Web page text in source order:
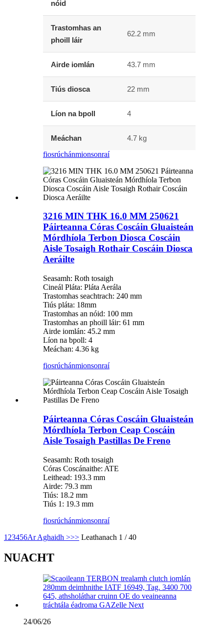
nóid
Trastomhas an
phoill láir
62.2 mm
Airde iomlán 43.7 mm
Tiús diosca 22 mm
Líon na bpoll 4
Meáchan
4.7 kg
fiosrúchánmionsonraí
3216 MIN THK 16.0 MM 250621
Páirteanna Córas Coscáin Gluaisteán
Mórdhíola Terbon Diosca Coscáin
Aisle Tosaigh Rothair Coscáin Diosca
Aeráilte
Seasamh: Roth tosaigh
Cineál Pláta: Pláta Aerála
Trastomhas seachtrach: 240 mm
Tiús pláta: 18mm
Trastomhas an nóid: 100 mm
Trastomhas an phoill láir: 61 mm
Airde iomlán: 45.2 mm
Líon na bpoll: 4
Meáchan: 4.36 kg
fiosrúchánmionsonraí
Páirteanna Córas Coscáin Gluaisteán
Mórdhíola Terbon Ceap Coscáin
Aisle Tosaigh Pastillas De Freno
Seasamh: Roth tosaigh
Córas Coscánaithe: ATE
Leithead: 193.3 mm
Airde: 79.3 mm
Tiús: 18.2 mm
Tiús 1: 19.3 mm
fiosrúchánmionsonraí
1 23456Ar Aghaidh >>> Leathanach 1 / 40
NUACHT
24/06/26